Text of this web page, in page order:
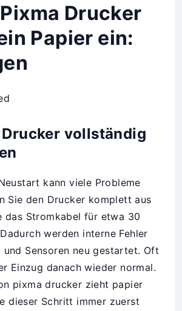
Drucker
Papier ein:
vollständig
kann viele Probleme
Sie den Drucker komplett aus
das Stromkabel für etwa 30
werden interne Fehler
Sensoren neu gestartet. Oft
Einzug danach wieder normal.
pixma drucker zieht papier
dieser Schritt immer zuerst